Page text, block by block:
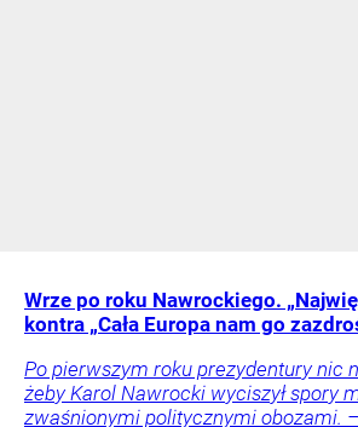
Wrze po roku Nawrockiego.
kontra „Cała Europa nam go
Po pierwszym roku prezydentury nic
żeby Karol Nawrocki wyciszył spory
zwaśnionymi politycznymi obozami.